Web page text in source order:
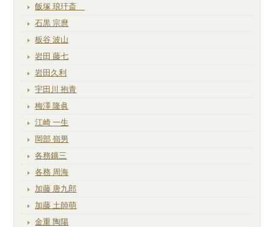
飯塚 琅玕斎
石黒 宗麿
板谷 波山
岩田 藤七
岩田久利
宇田川 抱青
梅澤 隆眞
江崎 一生
岡部 嶺男
各務鑛三
各務 周海
加藤 唐九郎
加藤 土師萌
金重 陶陽